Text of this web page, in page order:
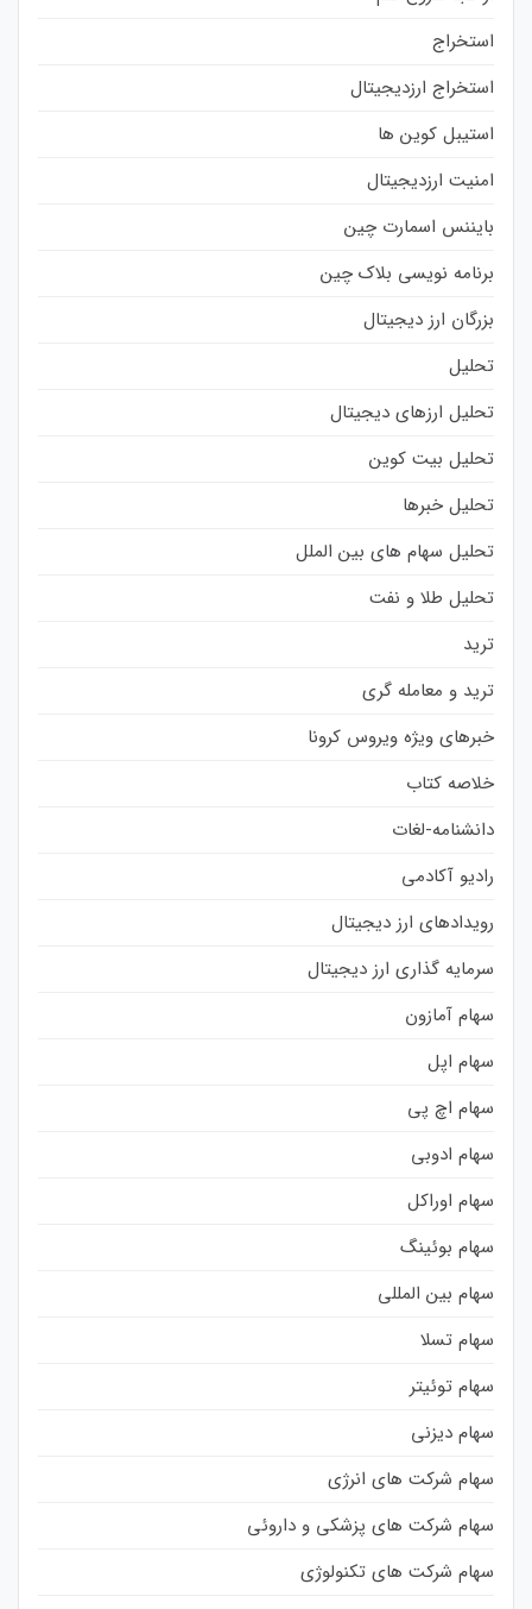
استخراج
استخراج ارزدیجیتال
استیبل کوین ها
امنیت ارزدیجیتال
بایننس اسمارت چین
برنامه نویسی بلاک چین
بزرگان ارز دیجیتال
تحلیل
تحلیل ارزهای دیجیتال
تحلیل بیت کوین
تحلیل خبرها
تحلیل سهام های بین الملل
تحلیل طلا و نفت
ترید
ترید و معامله گری
خبرهای ویژه ویروس کرونا
خلاصه کتاب
دانشنامه-لغات
رادیو آکادمی
رویدادهای ارز دیجیتال
سرمایه گذاری ارز دیجیتال
سهام آمازون
سهام اپل
سهام اچ پی
سهام ادوبی
سهام اوراکل
سهام بوئینگ
سهام بین المللی
سهام تسلا
سهام توئیتر
سهام دیزنی
سهام شرکت های انرژی
سهام شرکت های پزشکی و داروئی
سهام شرکت های تکنولوژی